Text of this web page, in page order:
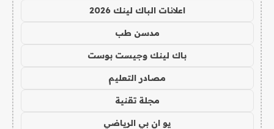
اعلانات الباك لينك 2026
مدسن طب
باك لينك وجيست بوست
مصادر التعليم
مجلة تقنية
يو ان بي الرياضي